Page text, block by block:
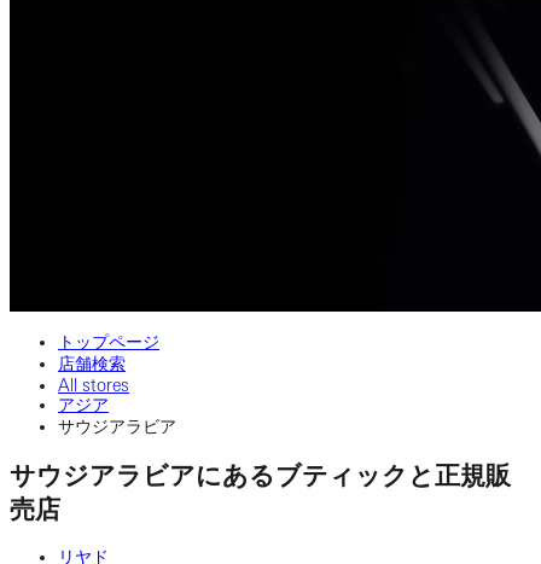
トップページ
店舗検索
All stores
アジア
サウジアラビア
サウジアラビアにあるブティックと正規販
売店
リヤド